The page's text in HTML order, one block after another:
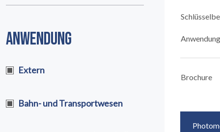
ANWENDUNG
Extern
Bahn- und Transportwesen
Anwendung
Brochure